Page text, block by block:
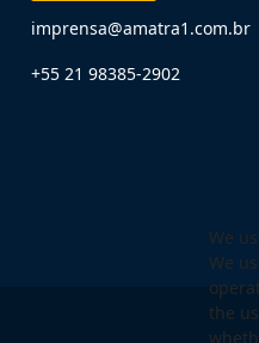
imprensa@amatra1.com.br
+55 21 98385-2902
We
We
the